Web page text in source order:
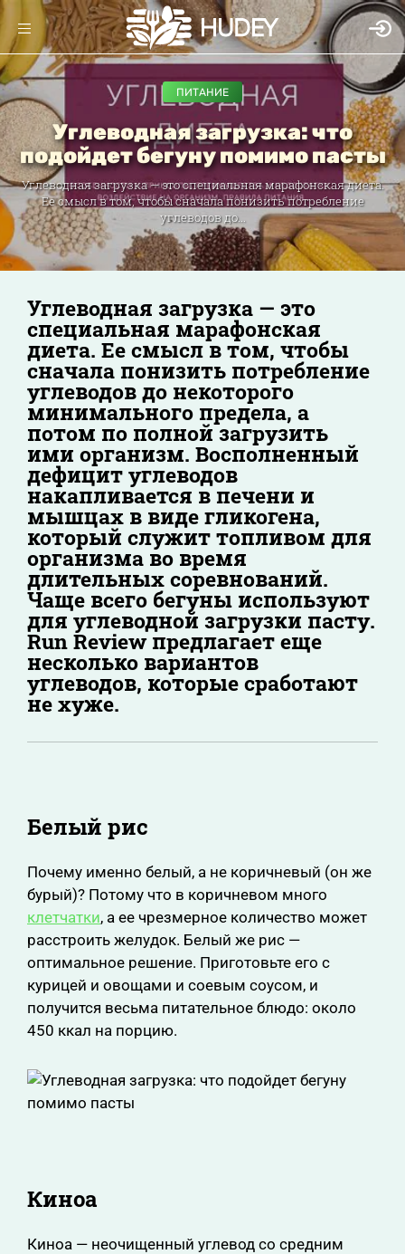
ПИТАНИЕ
Углеводная загрузка: что
подойдет бегуну помимо пасты
Углеводная загрузка — это специальная марафонская диета.
Ее смысл в том, чтобы сначала понизить потребление
углеводов до...
Углеводная загрузка — это
специальная марафонская
диета. Ее смысл в том, чтобы
сначала понизить потребление
углеводов до некоторого
минимального предела, а
потом по полной загрузить
ими организм. Восполненный
дефицит углеводов
накапливается в печени и
мышцах в виде гликогена,
который служит топливом для
организма во время
длительных соревнований.
Чаще всего бегуны используют
для углеводной загрузки пасту.
Run Review предлагает еще
несколько вариантов
углеводов, которые сработают
не хуже.
Белый рис
Почему именно белый, а не коричневый (он же
бурый)? Потому что в коричневом много
клетчатки, а ее чрезмерное количество может
расстроить желудок. Белый же рис —
оптимальное решение. Приготовьте его с
курицей и овощами и соевым соусом, и
получится весьма питательное блюдо: около
450 ккал на порцию.
Киноа
Киноа — неочищенный углевод со средним